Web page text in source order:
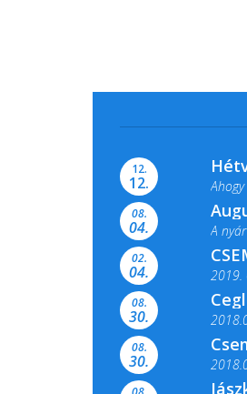
12.
12.
08.
04. A
02.
04. 2019.
08.
30.
08.
30.